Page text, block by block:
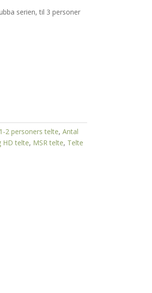
serien, til 3 personer
1-2 personers telte, Antal
HD telte, MSR telte, Telte